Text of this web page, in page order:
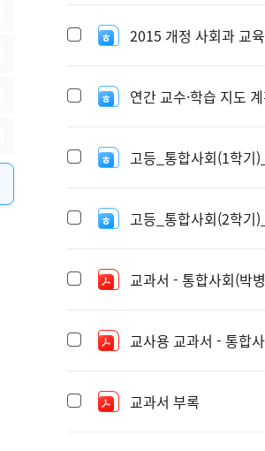
2015 개정 사회과 교
연간 교수·학습 지도
고등_통합사회(1학기
고등_통합사회(2학기
교과서 - 통합사회(박
교사용 교과서 - 통합
교과서 부록